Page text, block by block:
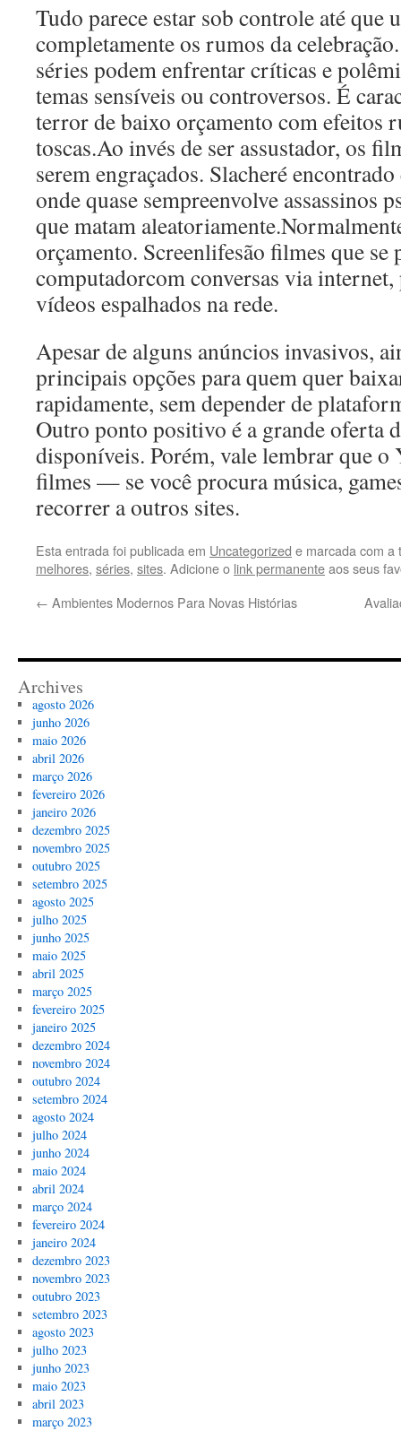
Tudo parece estar sob controle até que
completamente os rumos da
séries podem enfrentar críticas e
temas sensíveis ou controversos. É
terror de baixo orçamento com efeitos
toscas.Ao invés de ser assustador, os
serem engraçados. Slacheré
onde quase sempreenvolve assassinos
que matam
orçamento. Screenlifesão filmes que se
computadorcom conversas via internet,
vídeos espalhados na rede.
Apesar de alguns anúncios invasivos,
principais opções para quem quer
rapidamente, sem depender de
Outro ponto positivo é a grande oferta
disponíveis. Porém, vale lembrar que o
filmes — se você procura música,
recorrer a outros sites.
Esta entrada foi publicada em Uncategorized e marcada com
melhores, séries, sites. Adicione o link permanenteaos seus
← Ambientes Modernos Para Novas Histórias
Archives
agosto 2026
junho 2026
maio 2026
abril 2026
março 2026
fevereiro 2026
janeiro 2026
dezembro 2025
novembro 2025
outubro 2025
setembro 2025
agosto 2025
julho 2025
junho 2025
maio 2025
abril 2025
março 2025
fevereiro 2025
janeiro 2025
dezembro 2024
novembro 2024
outubro 2024
setembro 2024
agosto 2024
julho 2024
junho 2024
maio 2024
abril 2024
março 2024
fevereiro 2024
janeiro 2024
dezembro 2023
novembro 2023
outubro 2023
setembro 2023
agosto 2023
julho 2023
junho 2023
maio 2023
abril 2023
março 2023